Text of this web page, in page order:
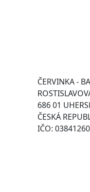
ČERVINKA -
686 01
ČESKÁ
IČO: 03841260